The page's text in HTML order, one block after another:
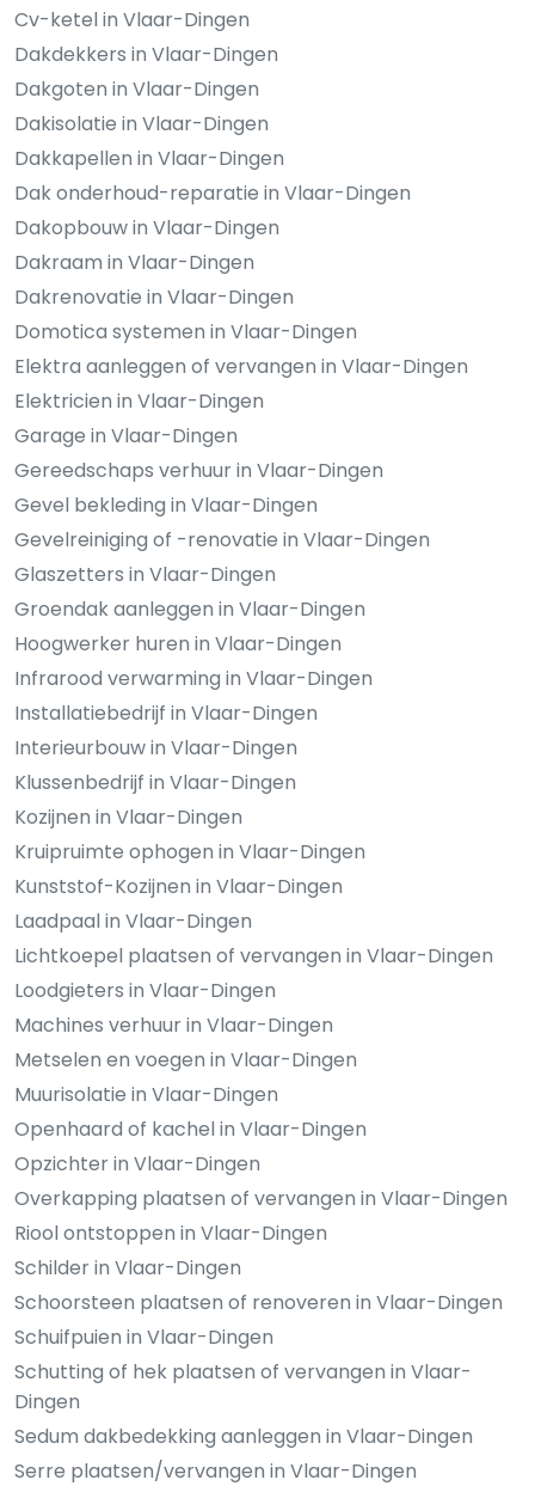
Cv-ketel in Vlaar-Dingen
Dakdekkers in Vlaar-Dingen
Dakgoten in Vlaar-Dingen
Dakisolatie in Vlaar-Dingen
Dakkapellen in Vlaar-Dingen
Dak onderhoud-reparatie in Vlaar-Dingen
Dakopbouw in Vlaar-Dingen
Dakraam in Vlaar-Dingen
Dakrenovatie in Vlaar-Dingen
Domotica systemen in Vlaar-Dingen
Elektra aanleggen of vervangen in Vlaar-Dingen
Elektricien in Vlaar-Dingen
Garage in Vlaar-Dingen
Gereedschaps verhuur in Vlaar-Dingen
Gevel bekleding in Vlaar-Dingen
Gevelreiniging of -renovatie in Vlaar-Dingen
Glaszetters in Vlaar-Dingen
Groendak aanleggen in Vlaar-Dingen
Hoogwerker huren in Vlaar-Dingen
Infrarood verwarming in Vlaar-Dingen
Installatiebedrijf in Vlaar-Dingen
Interieurbouw in Vlaar-Dingen
Klussenbedrijf in Vlaar-Dingen
Kozijnen in Vlaar-Dingen
Kruipruimte ophogen in Vlaar-Dingen
Kunststof-Kozijnen in Vlaar-Dingen
Laadpaal in Vlaar-Dingen
Lichtkoepel plaatsen of vervangen in Vlaar-Dingen
Loodgieters in Vlaar-Dingen
Machines verhuur in Vlaar-Dingen
Metselen en voegen in Vlaar-Dingen
Muurisolatie in Vlaar-Dingen
Openhaard of kachel in Vlaar-Dingen
Opzichter in Vlaar-Dingen
Overkapping plaatsen of vervangen in Vlaar-Dingen
Riool ontstoppen in Vlaar-Dingen
Schilder in Vlaar-Dingen
Schoorsteen plaatsen of renoveren in Vlaar-Dingen
Schuifpuien in Vlaar-Dingen
Schutting of hek plaatsen of vervangen in Vlaar-
Dingen
Sedum dakbedekking aanleggen in Vlaar-Dingen
Serre plaatsen/vervangen in Vlaar-Dingen